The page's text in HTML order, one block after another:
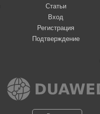
Статьи
Вход
Регистрация
Подтверждение